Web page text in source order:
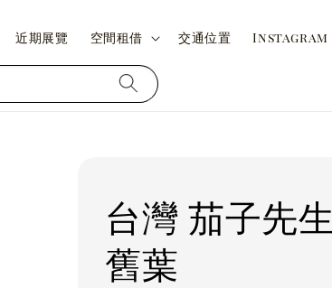
近期展覽 空間租借 交通位置 Instagram
台灣 茄子先
舊葉